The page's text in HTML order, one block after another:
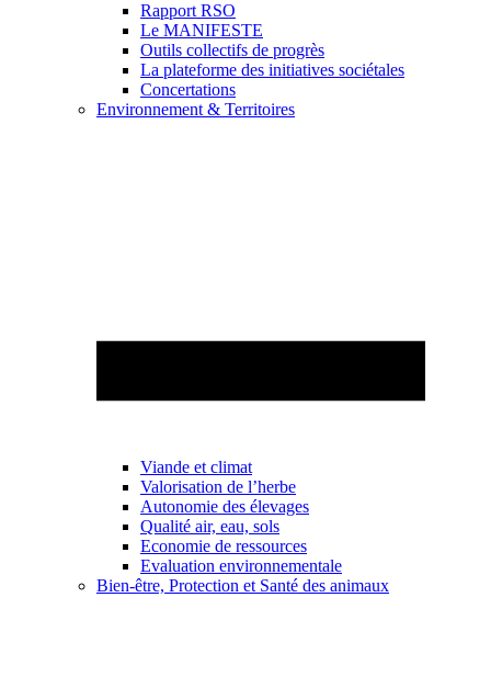
Rapport RSO
Le MANIFESTE
Outils collectifs de progrès
La plateforme des initiatives sociétales
Concertations
Environnement & Territoires
Viande et climat
Valorisation de l’herbe
Autonomie des élevages
Qualité air, eau, sols
Economie de ressources
Evaluation environnementale
Bien-être, Protection et Santé des animaux